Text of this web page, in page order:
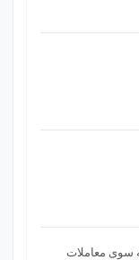
سوی معاملات